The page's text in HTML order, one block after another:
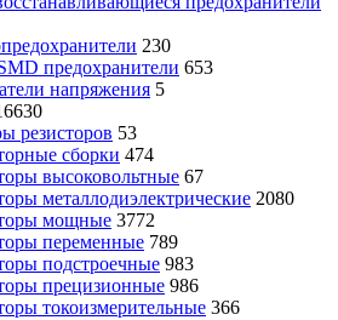
230
предохранители 653
напряжения 5
резисторов 53
сборки 474
высоковольтные 67
металлодиэлектрические 2080
мощные 3772
переменные 789
подстроечные 983
прецизионные 986
токоизмерительные 366